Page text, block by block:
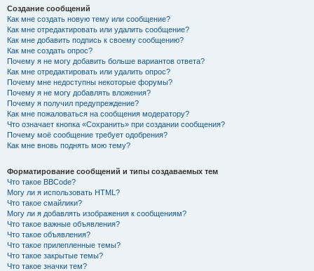
Создание сообщений
Как мне создать новую тему или сообщение?
Как мне отредактировать или удалить сообщение?
Как мне добавить подпись к своему сообщению?
Как мне создать опрос?
Почему я не могу добавить больше вариантов ответа?
Как мне отредактировать или удалить опрос?
Почему мне недоступны некоторые форумы?
Почему я не могу добавлять вложения?
Почему я получил предупреждение?
Как мне пожаловаться на сообщения модератору?
Что означает кнопка «Сохранить» при создании сообщения?
Почему моё сообщение требует одобрения?
Как мне вновь поднять мою тему?
Форматирование сообщений и типы создаваемых тем
Что такое BBCode?
Могу ли я использовать HTML?
Что такое смайлики?
Могу ли я добавлять изображения к сообщениям?
Что такое важные объявления?
Что такое объявления?
Что такое прилепленные темы?
Что такое закрытые темы?
Что такое значки тем?